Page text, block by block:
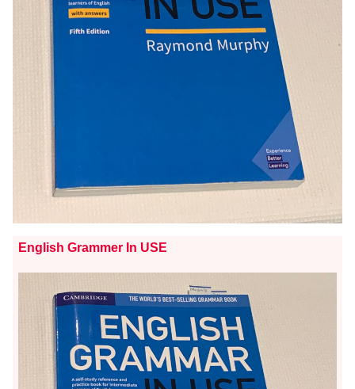
English Grammer In USE